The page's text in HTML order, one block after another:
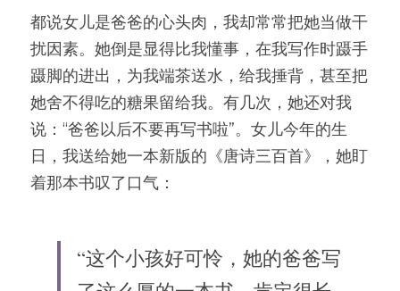
都说女儿是爸爸的心头肉，我却常常把她当做干
扰因素。她倒是显得比我懂事，在我写作时蹑手
蹑脚的进出，为我端茶送水，给我捶背，甚至把
她舍不得吃的糖果留给我。有几次，她还对我
说：“爸爸以后不要再写书啦”。女儿今年的生
日，我送给她一本新版的《唐诗三百首》，她盯
着那本书叹了口气：
“这个小孩好可怜，她的爸爸写